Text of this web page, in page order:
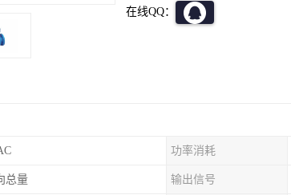
在线QQ：
功率消耗
总量 输出信号